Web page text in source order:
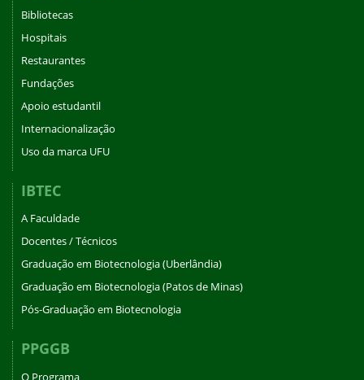
Bibliotecas
Hospitais
Restaurantes
Fundações
Apoio estudantil
Internacionalização
Uso da marca UFU
IBTEC
A Faculdade
Docentes / Técnicos
Graduação em Biotecnologia (Uberlândia)
Graduação em Biotecnologia (Patos de Minas)
Pós-Graduação em Biotecnologia
PPGGB
O Programa